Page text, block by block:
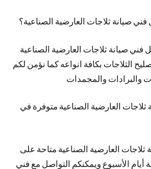
صيانة ثلاجات العارضية الصناعية؟
صيانة ثلاجات العارضية الصناعية
الثلاجات بكافة انواعه كما نؤمن لكم
والبرادات والمجمدات
العارضية الصناعية متوفرة في
العارضية الصناعية متاحة على
وطيلة أيام الأسبوع ويمكنكم التواصل مع فني